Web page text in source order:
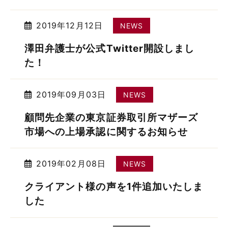
2019年12月12日 NEWS
澤田弁護士が公式Twitter開設しまし
た！
2019年09月03日 NEWS
顧問先企業の東京証券取引所マザーズ
市場への上場承認に関するお知らせ
2019年02月08日 NEWS
クライアント様の声を1件追加いたしま
した